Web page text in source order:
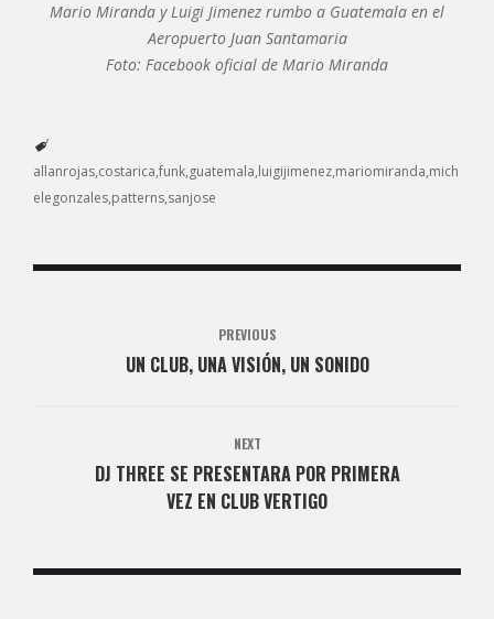
Mario Miranda y Luigi Jimenez rumbo a Guatemala en el
Aeropuerto Juan Santamaria
Foto: Facebook oficial de Mario Miranda
allanrojas costarica funk guatemala luigijimenez mariomiranda mich
elegonzales patterns sanjose
PREVIOUS
UN CLUB, UNA VISIÓN, UN SONIDO
NEXT
DJ THREE SE PRESENTARA POR PRIMERA
VEZ EN CLUB VERTIGO